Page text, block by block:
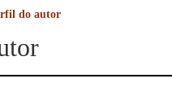
do autor